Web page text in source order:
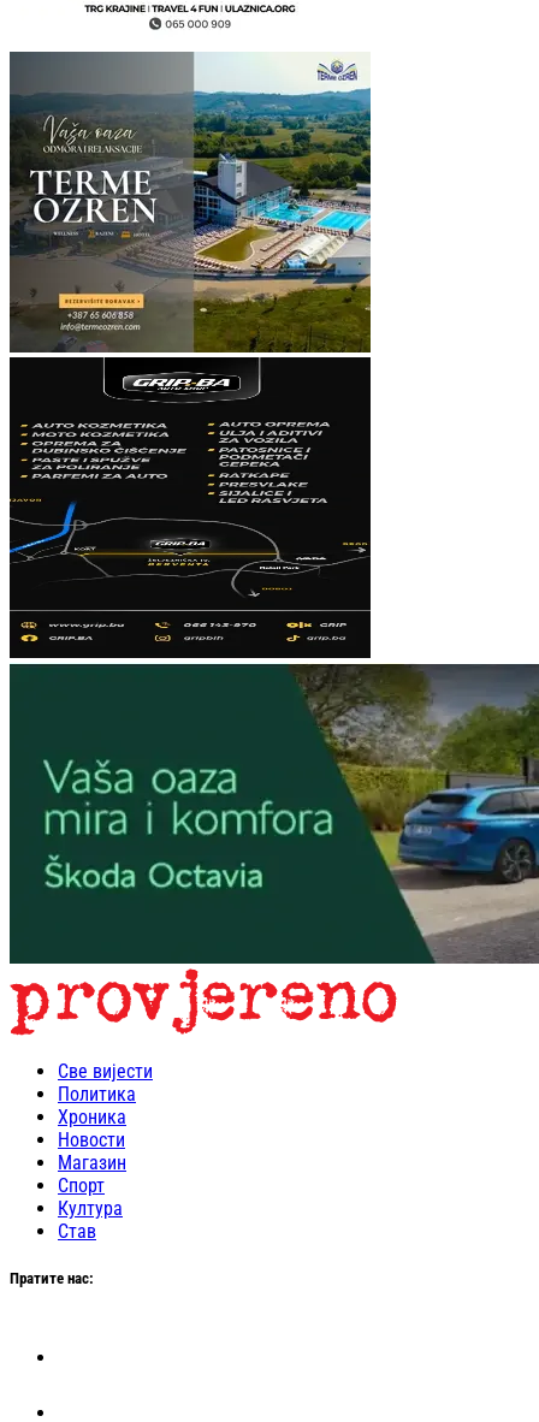
Све вијести
Политика
Хроника
Новости
Магазин
Спорт
Култура
Став
Пратите нас: